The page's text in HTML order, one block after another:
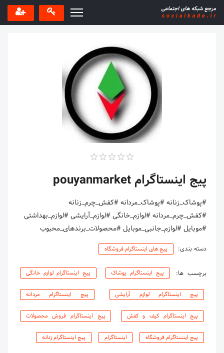
پیج اینستاگرام pouyanmarket
#پوشاک_زنانه #پوشاک_مردانه #کفش_چرم_زنانه
#کفش_چرم_مردانه #لوازم_خانگی #لوازم_آرایشی #لوازم_بهداشتی
#موبایل #لوازم_جانبی_موبایل #محصولات_برندهای_محبوب
دسته بندی: پیج های اینستاگرام فروشگاه
برچسب ها: پیج اینستاگرام پوشاک پیج اینستاگرام لوازم خانگی
پیج اینستاگرام لوازم آرایشی پیج اینستاگرام مردانه
پیج اینستاگرام کیف و کفش پیج اینستاگرام فروش محصولات
پیج اینستاگرام فروشگاه اینستاگرام پیج اینستاگرام زنانه